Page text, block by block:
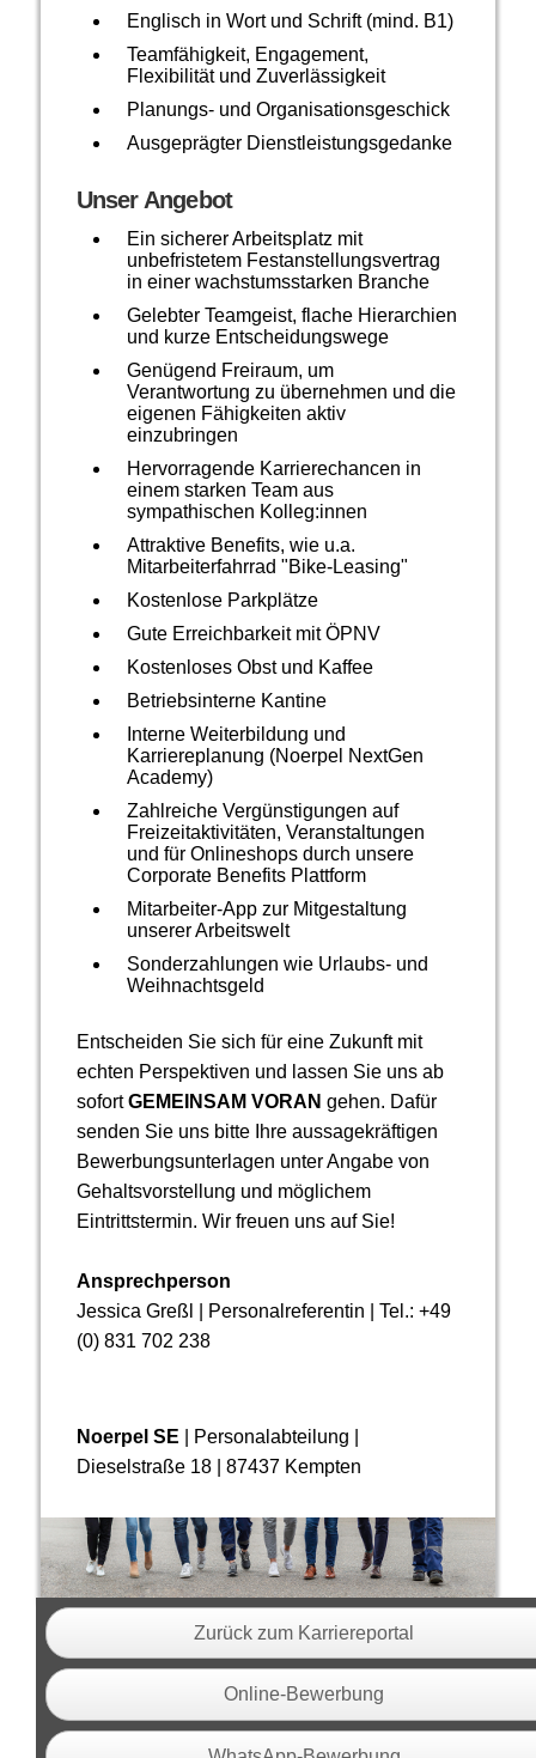
Englisch in Wort und Schrift (mind. B1)
Teamfähigkeit, Engagement,
Flexibilität und Zuverlässigkeit
Planungs- und Organisationsgeschick
Ausgeprägter Dienstleistungsgedanke
Unser Angebot
Ein sicherer Arbeitsplatz mit
unbefristetem Festanstellungsvertrag
in einer wachstumsstarken Branche
Gelebter Teamgeist, flache Hierarchien
und kurze Entscheidungswege
Genügend Freiraum, um
Verantwortung zu übernehmen und die
eigenen Fähigkeiten aktiv
einzubringen
Hervorragende Karrierechancen in
einem starken Team aus
sympathischen Kolleg:innen
Attraktive Benefits, wie u.a.
Mitarbeiterfahrrad "Bike-Leasing"
Kostenlose Parkplätze
Gute Erreichbarkeit mit ÖPNV
Kostenloses Obst und Kaffee
Betriebsinterne Kantine
Interne Weiterbildung und
Karriereplanung (Noerpel NextGen
Academy)
Zahlreiche Vergünstigungen auf
Freizeitaktivitäten, Veranstaltungen
und für Onlineshops durch unsere
Corporate Benefits Plattform
Mitarbeiter-App zur Mitgestaltung
unserer Arbeitswelt
Sonderzahlungen wie Urlaubs- und
Weihnachtsgeld
Entscheiden Sie sich für eine Zukunft mit
echten Perspektiven und lassen Sie uns ab
sofortGEMEINSAM VORAN gehen. Dafür
senden Sie uns bitte Ihre aussagekräftigen
Bewerbungsunterlagen unter Angabe von
Gehalts­vor­stellung und möglichem
Eintrittstermin. Wir freuen uns auf Sie!
Ansprechperson
Jessica Greßl | Personalreferentin | Tel.: +49
(0) 831 702 238
Noerpel SE
| Personalabteilung |
Dieselstraße 18 | 87437 Kempten
Zurück zum Karriereportal
Online-Bewerbung